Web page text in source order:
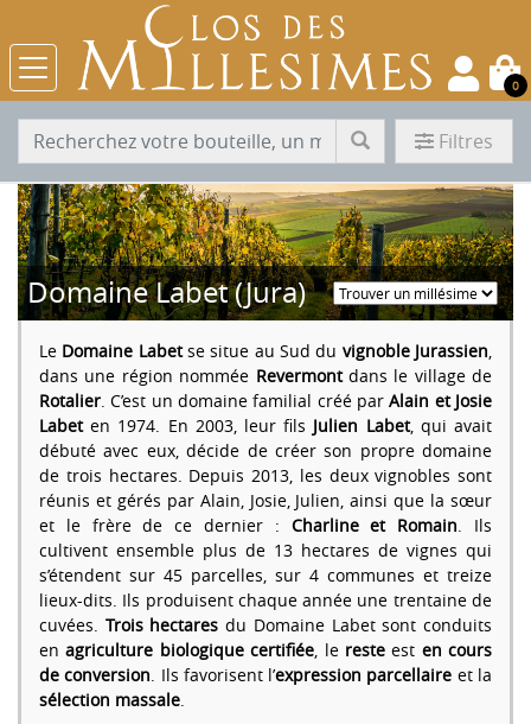
0
Filtres
Domaine Labet (Jura)
Le Domaine Labetse situe au Sud du vignoble Jurassien,
dans une région nommée Revermontdans le village de
Rotalier. C’est un domaine familial créé parAlain et Josie
Labeten 1974. En 2003, leur fils Julien Labet, qui avait
débuté avec eux, décide de créer son propre domaine
de trois hectares. Depuis 2013, les deux vignobles sont
réunis et gérés par Alain, Josie, Julien, ainsi que la sœur
et le frère de ce dernier : Charline et Romain. Ils
cultivent ensemble plus de 13 hectares de vignes qui
s’étendent sur 45 parcelles, sur 4 communes et treize
lieux-dits. Ils produisent chaque année une trentaine de
cuvées. Trois hectares du Domaine Labet sont conduits
enagriculture biologique certifiée, le resteest en cours
de conversion. Ils favorisent l’expression parcellaire et la
sélection massale.